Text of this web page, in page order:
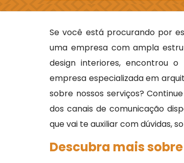
Se você está procurando por
uma empresa com ampla
design interiores, encontrou
empresa especializada em
sobre nossos serviços?
dos canais de comunicação
que vai te auxiliar com dúvidas,
Descubra mais